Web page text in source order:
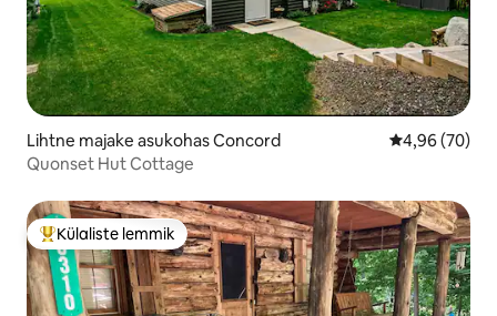
Lihtne majake asukohas Concord Keskmine
4,96 (70)
Quonset Hut Cottage
Külaliste suur lemmik
Külaliste lemmik